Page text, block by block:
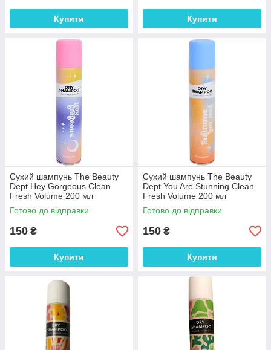
Купити Купити
Сухий шампунь The Beauty
Dept Hey Gorgeous Clean
Fresh Volume 200 мл
Готово до відправки
150 ₴
Купити
Сухий шампунь The Beauty
Dept You Are Stunning Clean
Fresh Volume 200 мл
Готово до відправки
150 ₴
Купити